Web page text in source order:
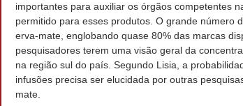
importantes para auxiliar os órgãos competentes
permitido para esses produtos. O grande número
erva-mate, englobando quase 80% das marcas
pesquisadores terem uma visão geral da
na região sul do país. Segundo Lisia, a
infusões precisa ser elucidada por outras
mate.